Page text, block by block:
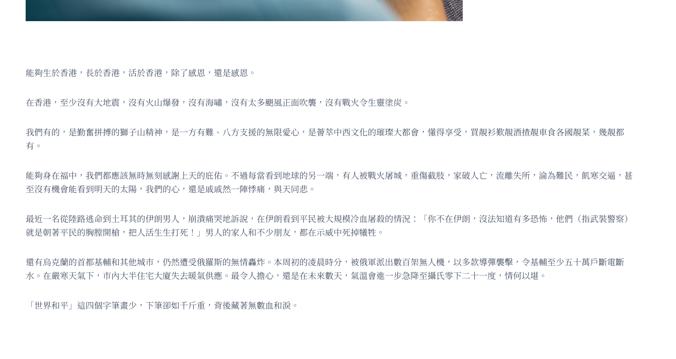
能夠生於香港，長於香港，活於香港，除了感恩，還是感恩。
在香港，至少沒有大地震，沒有火山爆發，沒有海嘯，沒有太多颶風正面吹襲，沒有戰火令生靈塗炭。
我們有的，是勤奮拼搏的獅子山精神，是一方有難、八方支援的無限愛心，是薈萃中西文化的璀璨大都會，懂得享受，買靚衫歎靚酒揸靚車食各國靚菜，幾靚都
有。
能夠身在福中，我們都應該無時無刻感謝上天的庇佑。不過每當看到地球的另一端，有人被戰火屠城，重傷截肢，家破人亡，流離失所，淪為難民，飢寒交逼，甚
至沒有機會能看到明天的太陽，我們的心，還是戚戚然一陣悸痛，與天同悲。
最近一名從陸路逃命到土耳其的伊朗男人，崩潰痛哭地訴說，在伊朗看到平民被大規模冷血屠殺的情況：「你不在伊朗，沒法知道有多恐怖，他們（指武裝警察）
就是朝著平民的胸膛開槍，把人活生生打死！」男人的家人和不少朋友，都在示威中死掉犧牲。
還有烏克蘭的首都基輔和其他城市，仍然遭受俄羅斯的無情轟炸。本周初的凌晨時分，被俄軍派出數百架無人機，以多款導彈襲擊，令基輔至少五十萬戶斷電斷
水。在嚴寒天氣下，市內大半住宅大廈失去暖氣供應。最令人擔心，還是在未來數天，氣溫會進一步急降至攝氏零下二十一度，情何以堪。
「世界和平」這四個字筆畫少，下筆卻如千斤重，背後藏著無數血和淚。